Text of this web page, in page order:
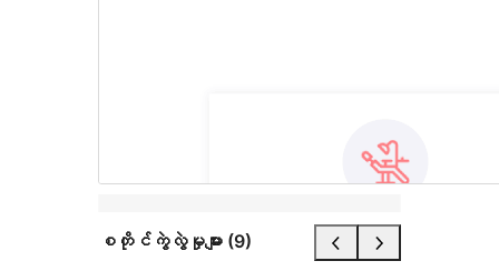
စတိုင်ကွဲလွဲမှုများ (9)